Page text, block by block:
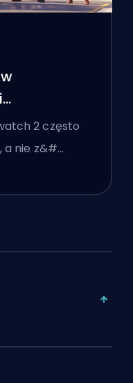
2 często
a nie z&#…